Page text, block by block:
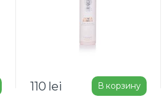
110 lei В корзину